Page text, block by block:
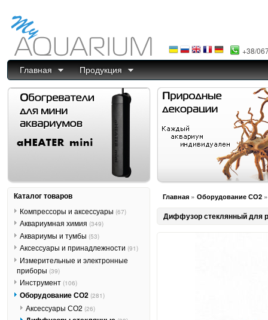
+38/
Главная Продукция
Главная » Оборудование СО2
Диффузор стеклянный для
Каталог товаров
Компрессоры и аксессуары (67)
Аквариумная химия (349)
Аквариумы и тумбы (53)
Аксессуары и принадлежности (91)
Измерительные и электронные
приборы (39)
Инструмент (106)
Оборудование СО2 (281)
Аксессуары СО2 (26)